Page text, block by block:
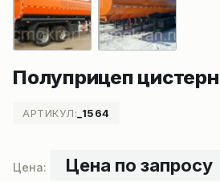
Полуприцеп
АРТИКУЛ: _1564
Цена по запросу